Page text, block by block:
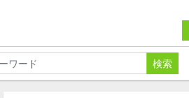
検索